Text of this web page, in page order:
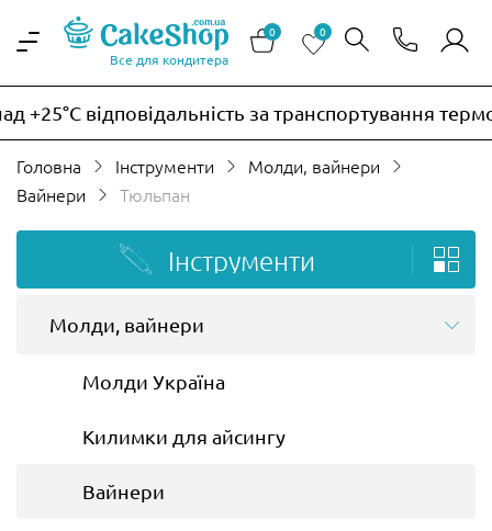
Все для кондитера
0 0
відповідальність за транспортування
Головна Інструменти
Молди, вайнери
Вайнери
Тюльпан
Інструменти
Молди, вайнери
Молди Україна
Килимки для айсингу
Вайнери